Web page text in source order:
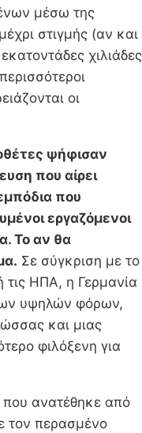
μέσω της
στιγμής (αν και
χιλιάδες
οι
ψήφισαν
που αίρει
που
εργαζόμενοι
Το αν θα
Σε σύγκριση με το
ΗΠΑ, η Γερμανία
υψηλών φόρων,
και μιας
φιλόξενη για
ανατέθηκε από
τον περασμένο